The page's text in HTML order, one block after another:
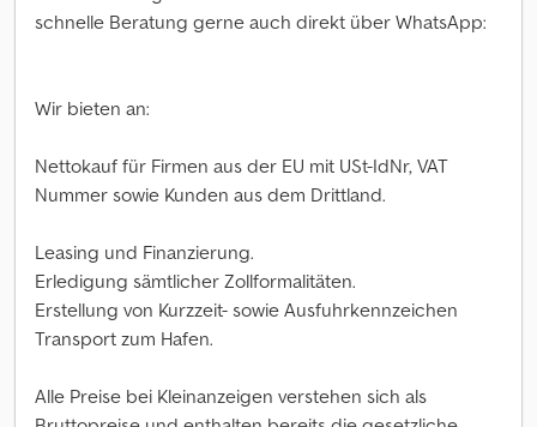
schnelle Beratung gerne auch direkt über WhatsApp:
Wir bieten an:
Nettokauf für Firmen aus der EU mit USt-IdNr, VAT
Nummer sowie Kunden aus dem Drittland.
Leasing und Finanzierung.
Erledigung sämtlicher Zollformalitäten.
Erstellung von Kurzzeit- sowie Ausfuhrkennzeichen
Transport zum Hafen.
Alle Preise bei Kleinanzeigen verstehen sich als